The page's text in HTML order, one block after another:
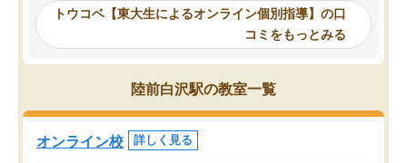
ーティングを行い、その講師で良いか
見てから講師を決定する事ができま
す。
うちの子は、初回面談の講師の方で決
オンラインツールを使用した単語帳の
共有があり宿題もそちらで出される形
いなのがあり(有料)、受
ことをどんなスケジュー
くか相談したのですが、
ち期待したものではなく
内容でした。それでも明
やる気も出ましたし、苦
くなってきたようなので
トウコベ【東大生によるオンライン個別指導】の口
コミをもっとみる
陸前白沢駅の教室一覧
オンライン校 詳しく見る